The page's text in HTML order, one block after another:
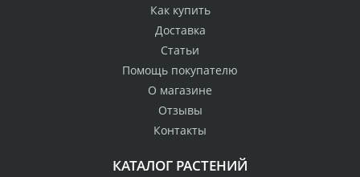
Как купить
Доставка
Статьи
Помощь покупателю
О магазине
Отзывы
Контакты
КАТАЛОГ РАСТЕНИЙ